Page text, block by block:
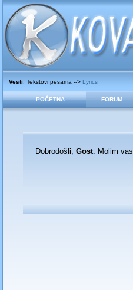
Vesti: Tekstovi pesama --> Lyrics
POČETNA FORUM
Dobrodošli, Gost. Molim vas